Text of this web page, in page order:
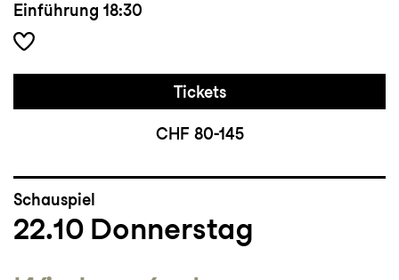
Einführung 18:30
Tickets
CHF 80-145
Schauspiel
22.10 Donnerstag